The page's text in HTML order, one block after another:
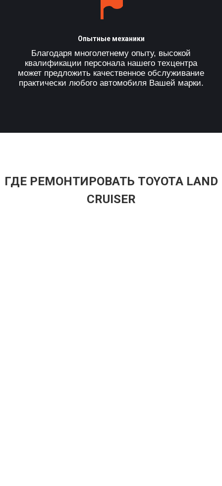
Опытные механики
Благодаря многолетнему опыту, высокой
квалификации персонала нашего техцентра
может предложить качественное обслуживание
практически любого автомобиля Вашей марки.
ГДЕ РЕМОНТИРОВАТЬ TOYOTA LAND
CRUISER